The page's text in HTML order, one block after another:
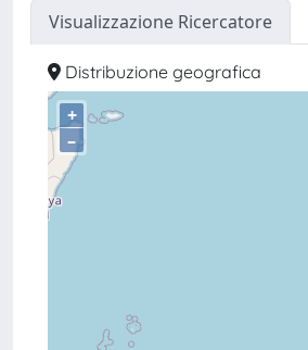
Visualizzazione Ricercatore
Distribuzione geografica
+
–